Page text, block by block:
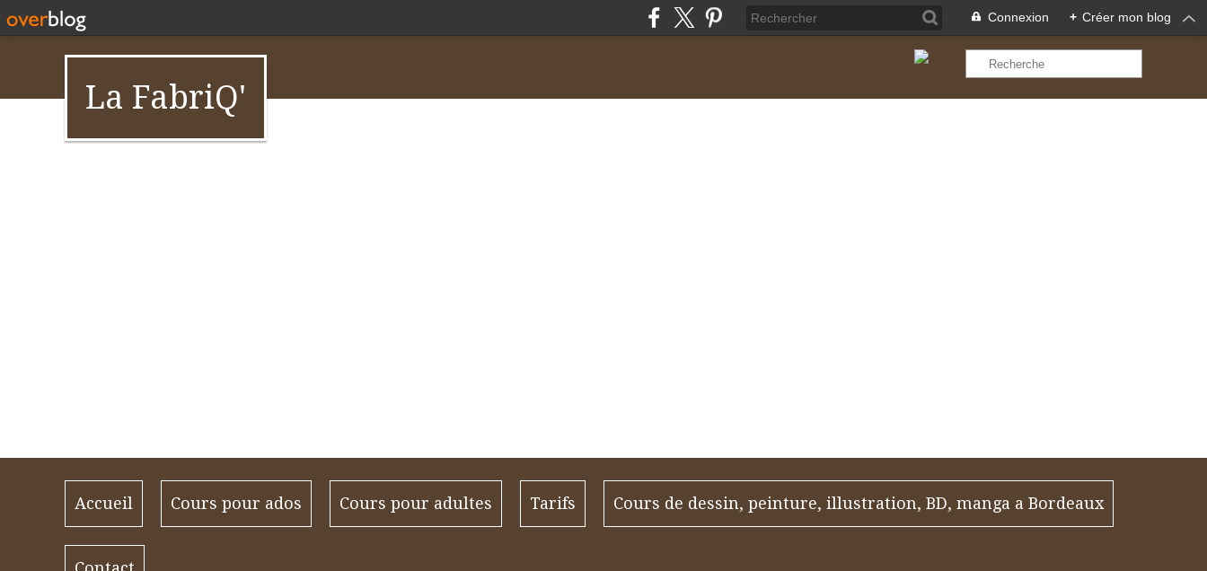
Connexion + Créer mon blog
La FabriQ'
Accueil Cours pour ados Cours pour adultes Tarifs Cours de dessin, peinture, illustration, BD, manga a Bordeaux